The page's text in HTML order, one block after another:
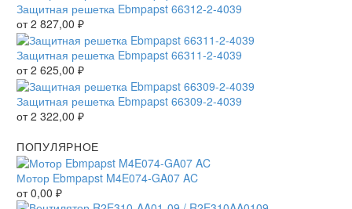
Защитная решетка Ebmpapst 66312-2-4039
от2 827,00 ₽
Защитная решетка Ebmpapst 66311-2-4039
от2 625,00 ₽
Защитная решетка Ebmpapst 66309-2-4039
от2 322,00 ₽
ПОПУЛЯРНОЕ
Мотор Ebmpapst M4E074-GA07 AC
от0,00 ₽